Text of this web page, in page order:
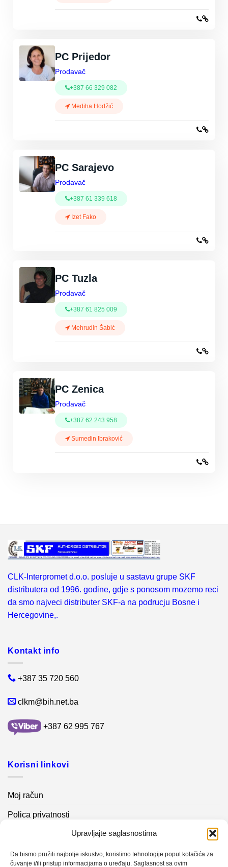
Upravljajte saglasnostima
Da bismo pružili najbolje iskustvo, koristimo tehnologije poput kolačića za
čuvanje i/ili pristup informacijama o uređaju. Saglasnost sa ovim
PC Prijedor
Prodavač
+387 66 329 082
Mediha Hodžić
PC Sarajevo
Prodavač
+387 61 339 618
Izet Fako
PC Tuzla
Prodavač
+387 61 825 009
Mehrudin Šabić
PC Zenica
Prodavač
+387 62 243 958
Sumedin Ibraković
CLK-Interpromet d.o.o. posluje u sastavu grupe SKF
distributera od 1996. godine, gdje s ponosom mozemo reci
da smo najveci distributer SKF-a na podrucju Bosne i
Hercegovine,.
Kontakt info
+387 35 720 560
clkm@bih.net.ba
+387 62 995 767
Korisni linkovi
Moj račun
Polica privatnosti
Kontakt info